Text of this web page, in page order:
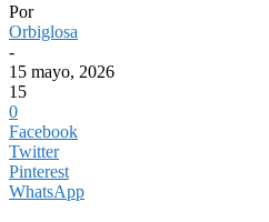
Por
Orbiglosa
-
15 mayo, 2026
15
0
Facebook
Twitter
Pinterest
WhatsApp